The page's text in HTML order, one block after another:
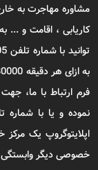
مشاوره مهاجرت به
کاریابی ، اقامت و ...
فرم ارتباط با ما،
اپلایتوگروپ یک
خصوصی دیگر وابستگی